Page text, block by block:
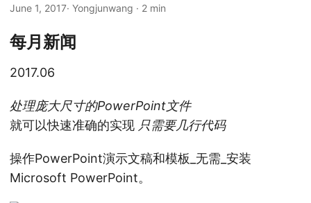
a
i
o
June 1, 2017· Yongjunwang · 2 min
每月新闻
2017.06
处理庞大尺寸的PowerPoint文件
就可以快速准确的实现 只需要几行代码
操作PowerPoint演示文稿和模板_无需_安装
Microsoft PowerPoint。